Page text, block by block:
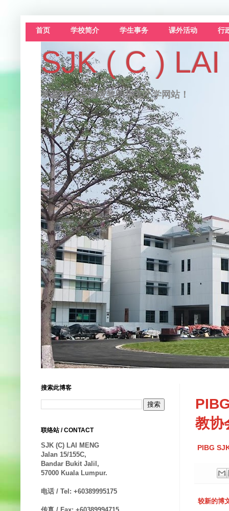
首页 学校简介 学生事务 课外活动 行
SJK ( C )
欢迎来到吉隆坡黎明华文小学网站！
教协
PIBG
较新的博
搜索此博客
联络站 / CONTACT
SJK (C) LAI MENG
Jalan 15/155C,
Bandar Bukit Jalil,
57000 Kuala Lumpur.
电话 / Tel: +60389995175